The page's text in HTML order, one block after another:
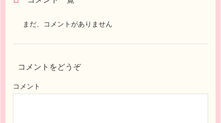
まだ、コメントがありません
コメントをどうぞ
コメント